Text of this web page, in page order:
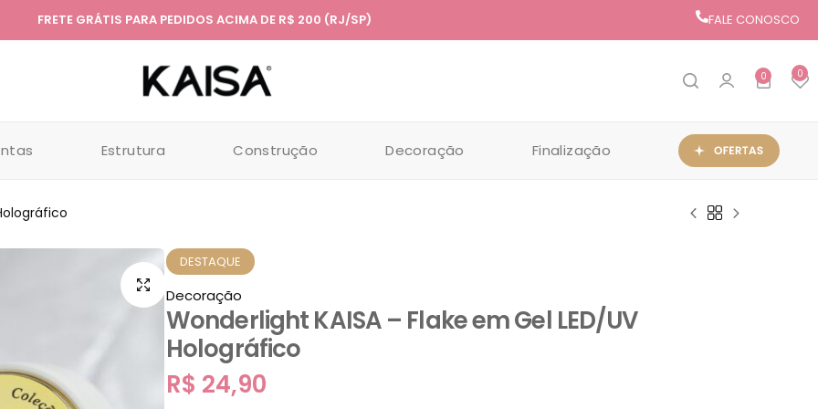
FRETE GRÁTIS PARA PEDIDOS ACIMA DE R$ 200 (RJ/SP) FALE CONOSCO
0 0
Estrutura Construção Decoração Finalização
DESTAQUE
Decoração
Wonderlight KAISA – Flake em Gel LED/UV
Holográfico
R$ 24,90